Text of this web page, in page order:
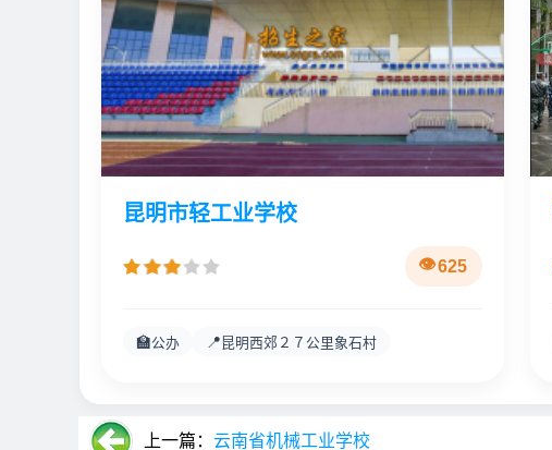
昆明市轻工业学校
625
🏫公办 📍昆明西郊２７公里象石村
上一篇： 云南省机械工业学校